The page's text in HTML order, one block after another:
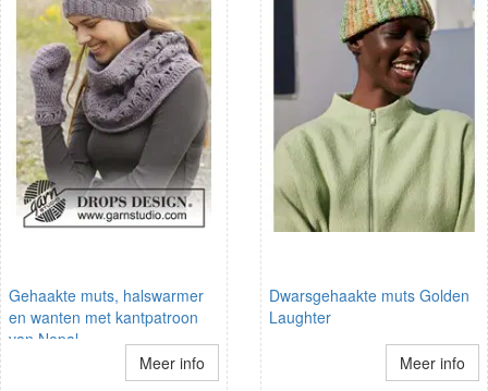
Gehaakte muts, halswarmer
en wanten met kantpatroon
van Nepal
Meer info
Dwarsgehaakte muts Golden
Laughter
Meer info